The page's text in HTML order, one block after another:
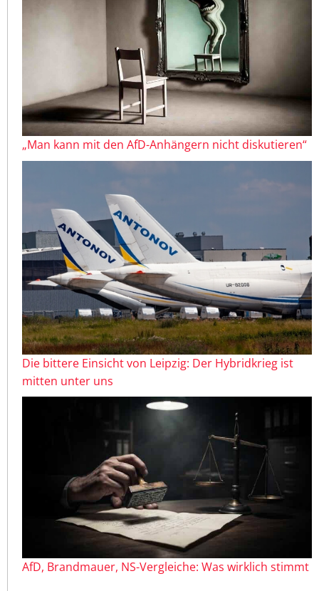
„Man kann mit den AfD-Anhängern nicht diskutieren“
Die bittere Einsicht von Leipzig: Der Hybridkrieg ist
mitten unter uns
AfD, Brandmauer, NS-Vergleiche: Was wirklich stimmt